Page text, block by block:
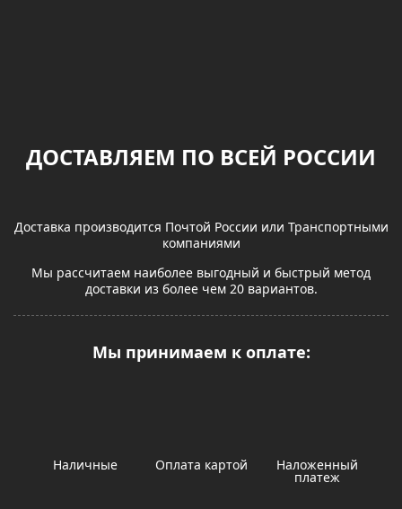
ДОСТАВЛЯЕМ ПО ВСЕЙ РОССИИ
Доставка производится Почтой России или Транспортными
компаниями
Мы рассчитаем наиболее выгодный и быстрый метод
доставки из более чем 20 вариантов.
Мы принимаем к оплате:
Наличные Оплата картой Наложенный
платеж